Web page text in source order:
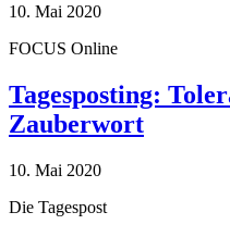
10. Mai 2020
FOCUS Online
Tagesposting:
Zauberwort
10. Mai 2020
Die Tagespost